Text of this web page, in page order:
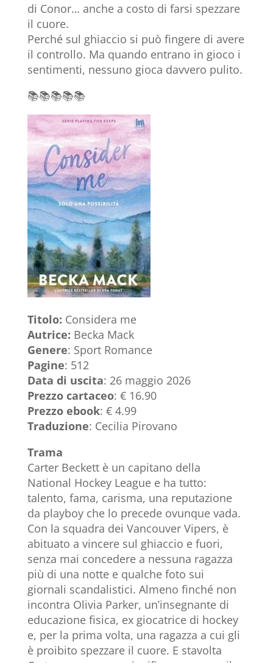
di Conor… anche a costo di farsi spezzare
il cuore.
Perché sul ghiaccio si può fingere di avere
il controllo. Ma quando entrano in gioco i
sentimenti, nessuno gioca davvero pulito.
📚📚📚📚📚
Titolo: Considera me
Autrice: Becka Mack
Genere: Sport Romance
Pagine: 512
Data di uscita: 26 maggio 2026
Prezzo cartaceo: € 16.90
Prezzo ebook: € 4.99
Traduzione: Cecilia Pirovano
Trama
Carter Beckett è un capitano della
National Hockey League e ha tutto:
talento, fama, carisma, una reputazione
da playboy che lo precede ovunque vada.
Con la squadra dei Vancouver Vipers, è
abituato a vincere sul ghiaccio e fuori,
senza mai concedere a nessuna ragazza
più di una notte e qualche foto sui
giornali scandalistici. Almeno finché non
incontra Olivia Parker, un’insegnante di
educazione fisica, ex giocatrice di hockey
e, per la prima volta, una ragazza a cui gli
è proibito spezzare il cuore. E stavolta